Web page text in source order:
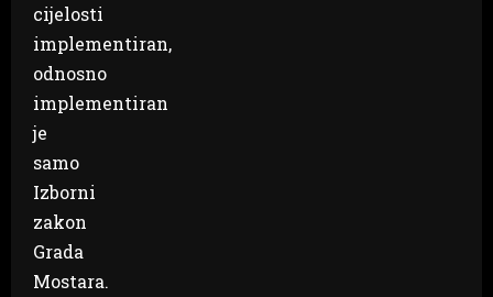
cijelosti
implementiran,
odnosno
implementiran
je
samo
Izborni
zakon
Grada
Mostara.